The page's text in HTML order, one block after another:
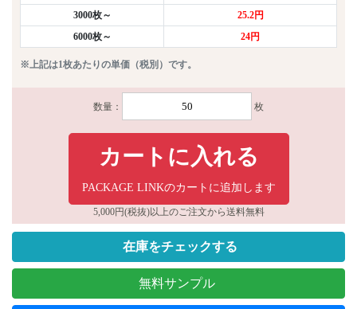
※上記は1枚あたりの単価（税別）です。
3000枚～
25.2円
6000枚～
24円
数量： 枚
カートに入れる
PACKAGE LINKのカートに追加します
5,000円(税抜)以上のご注文から送料無料
在庫をチェックする
無料サンプル